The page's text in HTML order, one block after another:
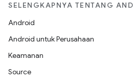
SELENGKAPNYA TENTANG
Android
Android untuk Perusahaan
Keamanan
Source